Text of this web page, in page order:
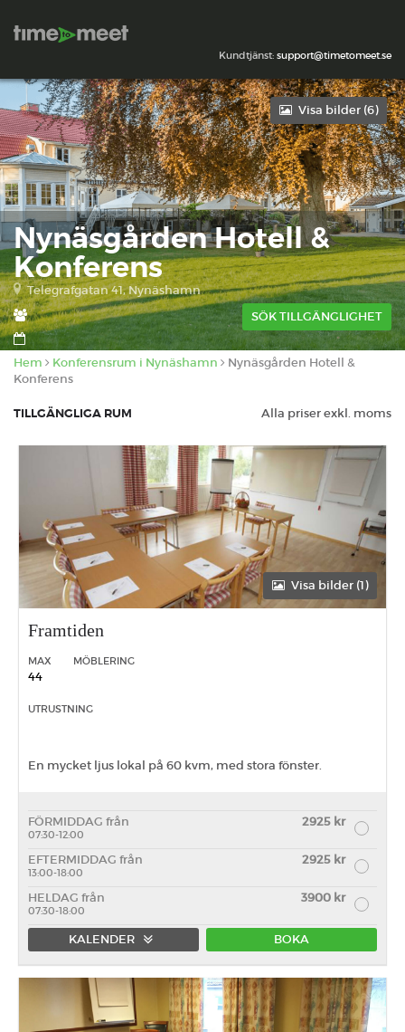
Kundtjänst: support@timetomeet.se
Visa bilder (6)
Nynäsgården Hotell &
Konferens
Telegrafgatan 41, Nynäshamn
SÖK TILLGÄNGLIGHET
Hem Konferensrum i Nynäshamn
Nynäsgården Hotell &
Konferens
Alla priser exkl. moms
TILLGÄNGLIGA RUM
Visa bilder (1)
Framtiden
MAX
44
MÖBLERING
UTRUSTNING
En mycket ljus lokal på 60 kvm, med stora fönster.
FÖRMIDDAG från 2925 kr
07:30-12:00
EFTERMIDDAG från 2925 kr
13:00-18:00
HELDAG från 3900 kr
07:30-18:00
KALENDER BOKA
Förmiddag Eftermiddag Heldag